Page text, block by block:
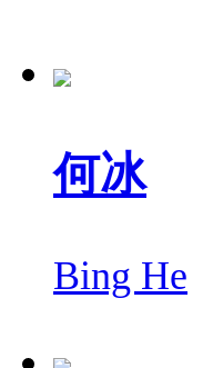
何冰
Bing He